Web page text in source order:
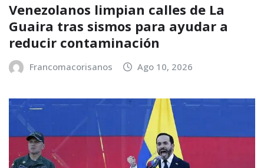
Venezolanos limpian calles de La
Guaira tras sismos para ayudar a
reducir contaminación
Francomacorisanos Ago 10, 2026